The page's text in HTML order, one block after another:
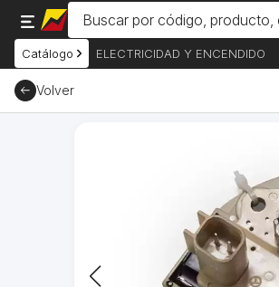
Catálogo ELECTRICIDAD Y ENCENDIDO
Volver